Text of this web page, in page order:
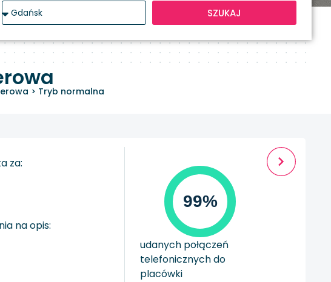
SZUKAJ
> Tryb normalna
za:
na opis:
99%
udanych połączeń
telefonicznych do
placówki